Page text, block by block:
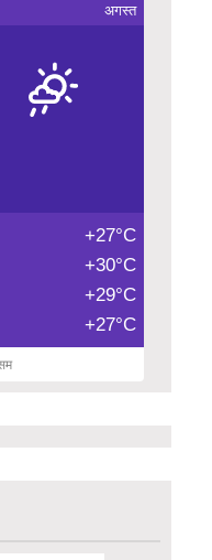
अगस्त
+27°C
+30°C
+29°C
+27°C